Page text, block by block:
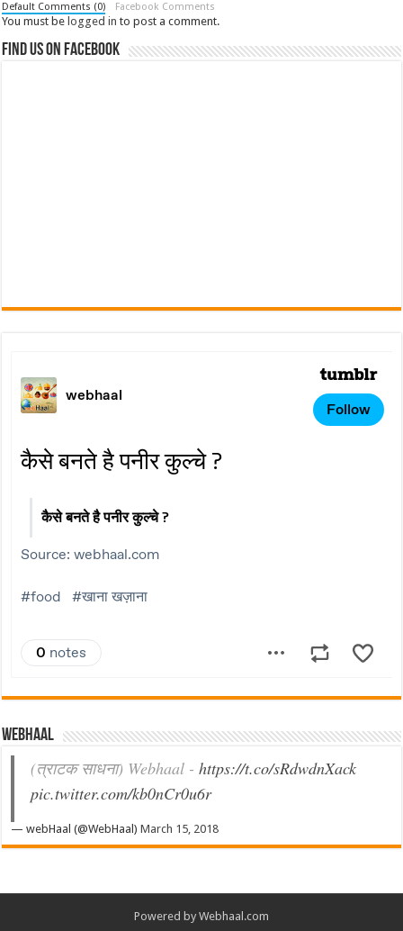
Default Comments (0) Facebook Comments
You must be logged in to post a comment.
Find us on Facebook
Webhaal
(त्राटक साधना) Webhaal -https://t.co/sRdwdnXack
pic.twitter.com/kb0nCr0u6r
— webHaal (@WebHaal)March 15, 2018
Powered by Webhaal.com